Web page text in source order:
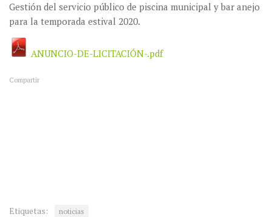
Gestión del servicio público de piscina municipal y bar anejo
para la temporada estival 2020.
ANUNCIO-DE-LICITACIÓN-.pdf
Compartir
Etiquetas: noticias